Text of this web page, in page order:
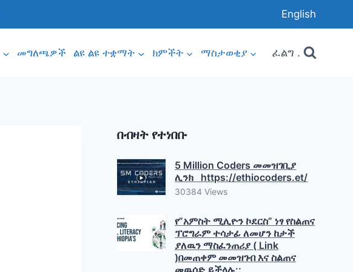
English
መግለጫዎች ልዩ ልዩ ተቋማት ክምችት ማስታወቂያ ፈልግ .
በብዛት የተነበቡ
5 Million Coders መመዝገቢያ
ሊንክ https://ethiocoders.et/
30384 Views
የ”አምስት ሚሊዮን ኮደርስ” ነፃ የስልጠና
ፕሮግራም ተሳታፊ ለመሆን ከታች
ያለዉን ማስፈንጠሪያ ( Link
)በመጠቀም መመዝገብ እና ስልጠና
መዉሰድ ይችላሉ::